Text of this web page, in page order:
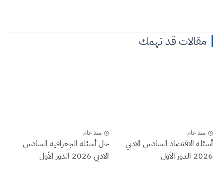
مقالات قد تهمك
منذ عام
أسئلة الاقتصاد السادس الادبي
2026 الدور الأول
منذ عام
حل أسئلة الجغرافية السادس
الادبي 2026 الدور الأول